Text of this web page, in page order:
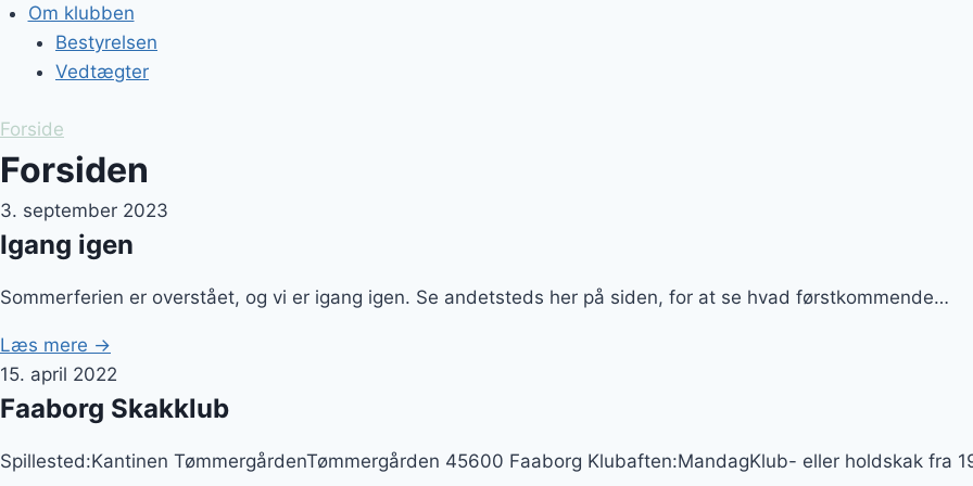
Om klubben
Bestyrelsen
Vedtægter
Forside
Forsiden
3. september 2023
Igang igen
Sommerferien er overstået, og vi er igang igen. Se andetsteds her på siden, for at se hvad førstkommende…
Læs mere →
15. april 2022
Faaborg Skakklub
Spillested:Kantinen TømmergårdenTømmergården 45600 Faaborg Klubaften:MandagKlub- eller holdskak fra